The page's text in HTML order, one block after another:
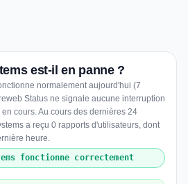
est-il en panne ?
normalement aujourd'hui (7
Status ne signale aucune interruption
cours. Au cours des dernières 24
a reçu 0 rapports d'utilisateurs, dont
heure.
fonctionne correctement